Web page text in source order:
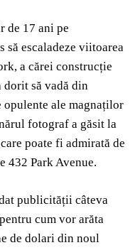
de 17 ani pe
să escaladeze viitoarea
a cărei construcție
să vadă din
opulente ale magnaților
fotograf a găsit la
poate fi admirată de
432 Park Avenue.
publicității câteva
cum vor arăta
de dolari din noul